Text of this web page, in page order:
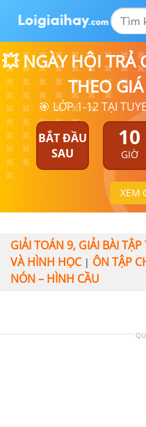
💥 NGÀY HỘI TRẢ
THEO
🎯 LỚP 1-12 TẠI
BẮT ĐẦU
SAU
10
GIỜ
XEM
GIẢI TOÁN 9, GIẢI BÀI
VÀ HÌNH HỌC| ÔN TẬP
NÓN – HÌNH CẦU